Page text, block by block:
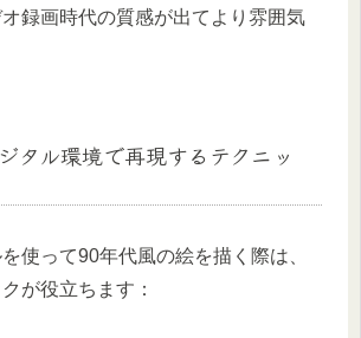
録画時代の質感が出てより雰囲気
タル環境で再現するテクニッ
使って90年代風の絵を描く際は、
が役立ちます：